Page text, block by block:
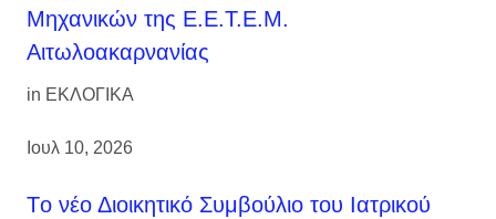
Μηχανικών της Ε.Ε.Τ.Ε.Μ.
Αιτωλοακαρνανίας
in ΕΚΛΟΓΙΚΑ
Ιουλ 10, 2026
Tο νέο Διοικητικό Συμβούλιο του Ιατρικού